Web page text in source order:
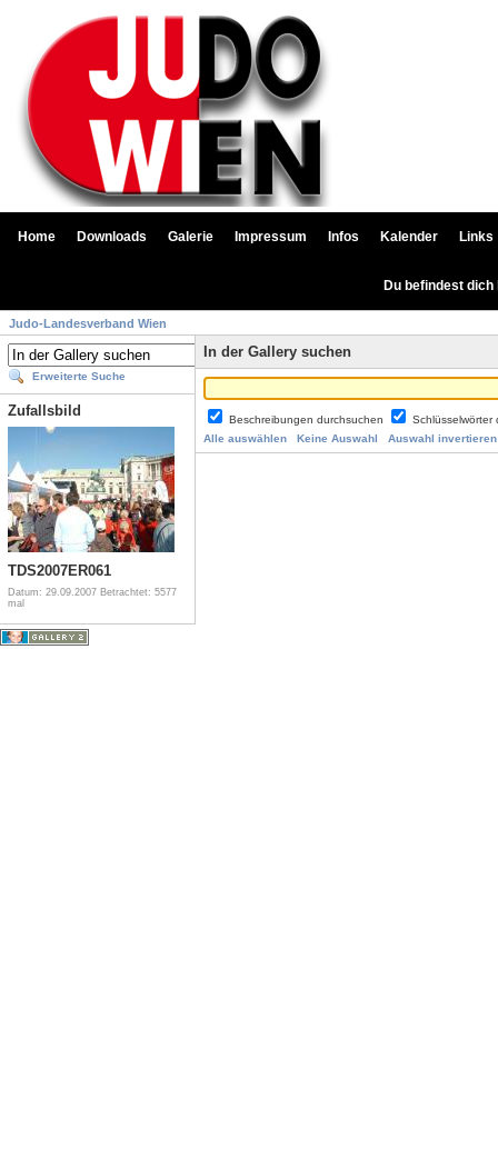
Home Downloads Galerie Impressum Infos Kalender Links
Du befindest
Judo-Landesverband Wien
Erweiterte Suche
Zufallsbild
TDS2007ER061
Datum: 29.09.2007 Betrachtet: 5577
mal
In der Gallery suchen
Beschreibungen durchsuchen
Alle auswählen
Keine Auswahl Auswahl invertieren